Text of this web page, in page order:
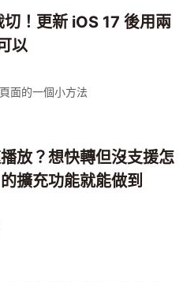
！更新 iOS 17 後用兩
以
面的一個小方法
放？想快轉但沒支援怎
擴充功能就能做到